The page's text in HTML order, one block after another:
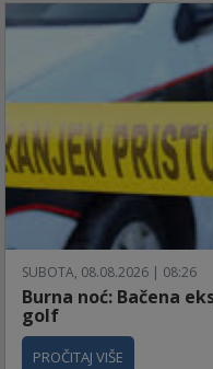
SUBOTA, 08.08.2026 | 08:26
Burna noć: Bačena
golf
PROČITAJ VIŠE